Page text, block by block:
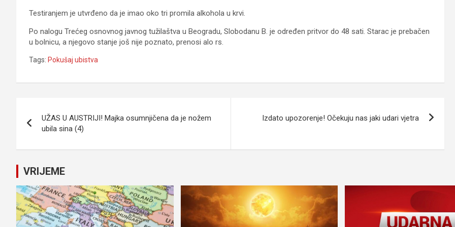
Testiranjem je utvrđeno da je imao oko tri promila alkohola u krvi.
Po nalogu Trećeg osnovnog javnog tužilaštva u Beogradu, Slobodanu B. je određen pritvor do 48 sati. Starac je prebačen
u bolnicu, a njegovo stanje još nije poznato, prenosi alo rs.
Tags: Pokušaj ubistva
članaka
UŽAS U AUSTRIJI! Majka osumnjičena da je nožem
ubila sina (4)
Izdato upozorenje! Očekuju nas jaki udari vjetra
VRIJEME